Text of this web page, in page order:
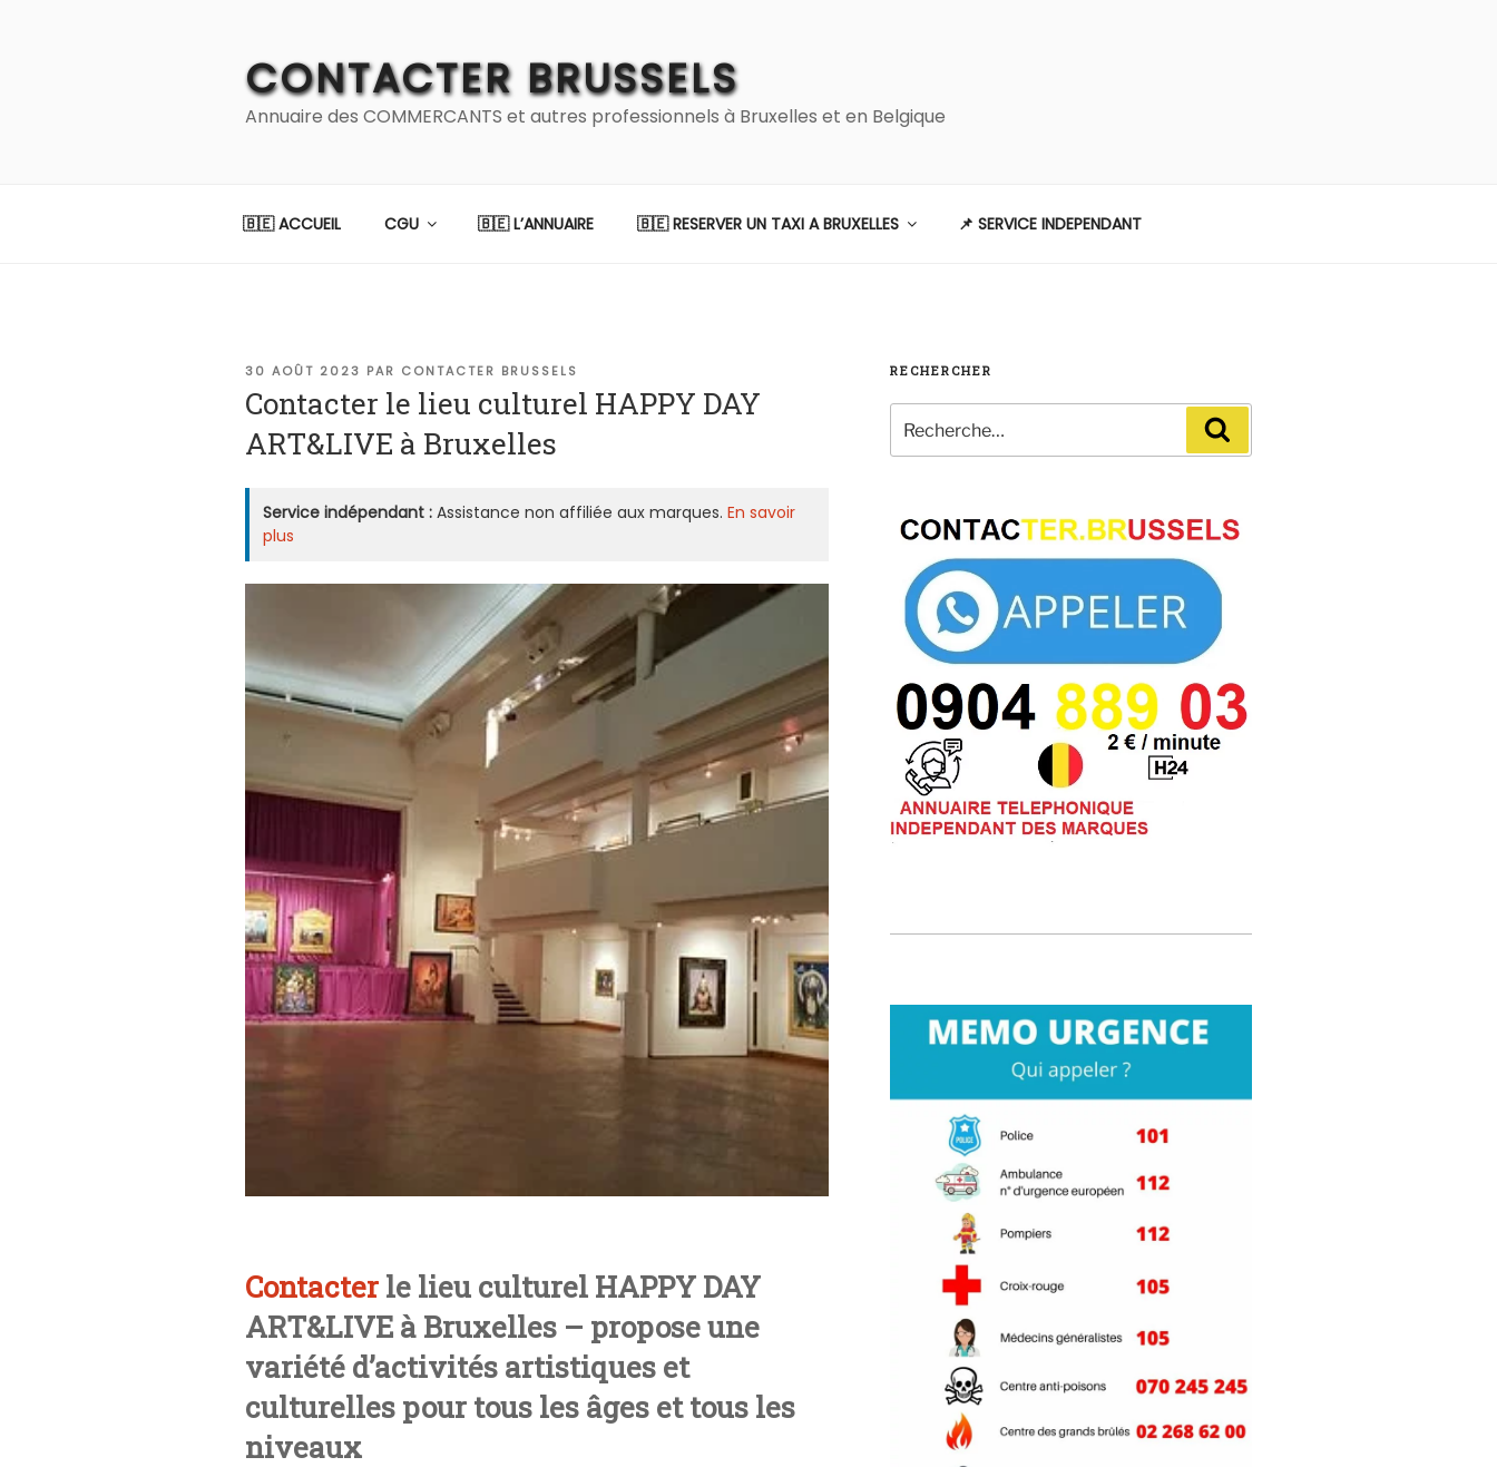
CONTACTER BRUSSELS
Annuaire des COMMERCANTS et autres professionnels à Bruxelles et en Belgique
🇧🇪 ACCUEIL CGU 🇧🇪 L’ANNUAIRE 🇧🇪 RESERVER UN TAXI A BRUXELLES 📌 SERVICE INDEPENDANT
PUBLIÉ
30 AOÛT 2023 PAR CONTACTER BRUSSELS
Contacter le lieu culturel HAPPY DAY
ART&LIVE à Bruxelles
Service indépendant : Assistance non affiliée aux marques. En savoir
plus
Contacter le lieu culturel HAPPY DAY
ART&LIVE à Bruxelles – propose une
variété d’activités artistiques et
culturelles pour tous les âges et tous les
niveaux
RECHERCHER
pour
: